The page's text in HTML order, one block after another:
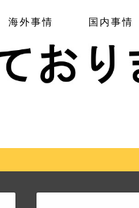
海外事情 国内事情